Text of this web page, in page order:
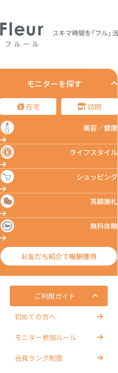
モニターを探す
在宅 訪問
美容／健康
ライフスタイル
ショッピング
高額謝礼
無料体験
お友だち紹介で報酬獲得
ご利用ガイド
初めての方へ
モニター参加ルール
会員ランク制度